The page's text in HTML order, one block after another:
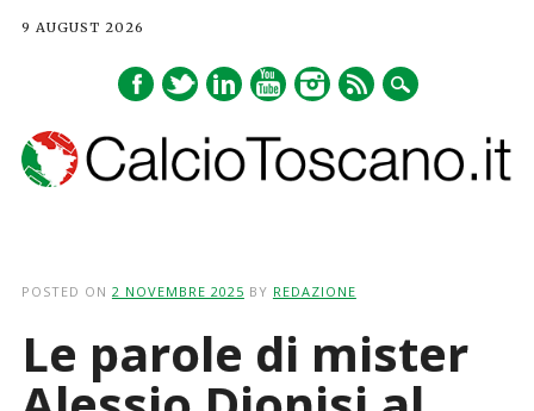
9 AUGUST 2026
POSTED ON 2 NOVEMBRE 2025 BY REDAZIONE
Le parole di mister